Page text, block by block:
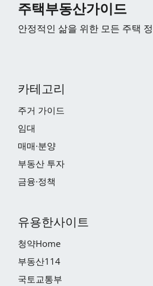
주택부동산가이드
안정적인 삶을 위한 모든 주택
카테고리
주거 가이드
임대
매매·분양
부동산 투자
금융·정책
유용한사이트
청약Home
부동산114
국토교통부